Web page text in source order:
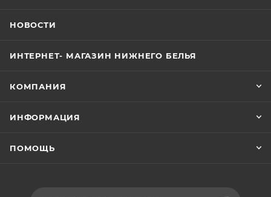
НОВОСТИ
ИНТЕРНЕТ- МАГАЗИН НИЖНЕГО БЕЛЬЯ
КОМПАНИЯ
ИНФОРМАЦИЯ
ПОМОЩЬ